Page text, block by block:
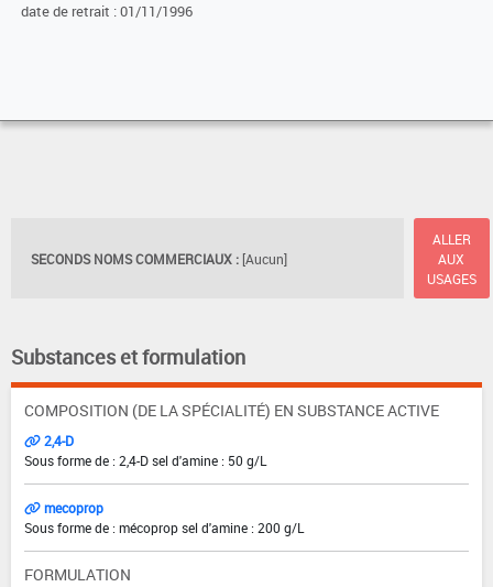
date de retrait : 01/11/1996
SECONDS NOMS COMMERCIAUX : [Aucun]
ALLER
AUX
USAGES
Substances et formulation
COMPOSITION (DE LA SPÉCIALITÉ) EN SUBSTANCE ACTIVE
2,4-D
Sous forme de : 2,4-D sel d'amine : 50 g/L
mecoprop
Sous forme de : mécoprop sel d'amine : 200 g/L
FORMULATION